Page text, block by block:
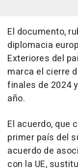
El documento,
diplomacia
Exteriores del
marca el cierre
finales de 2024
año.
El acuerdo, que
primer país del
acuerdo de
con la UE,